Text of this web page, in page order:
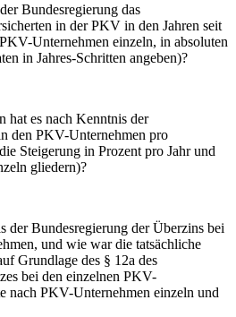
Bundesregierung das
in der PKV in den Jahren seit
Unternehmen einzeln, in absoluten
in Jahres-Schritten angeben)?
hat es nach Kenntnis der
den PKV-Unternehmen pro
Steigerung in Prozent pro Jahr und
gliedern)?
der Bundesregierung der Überzins bei
und wie war die tatsächliche
Grundlage des § 12a des
bei den einzelnen PKV-
nach PKV-Unternehmen einzeln und